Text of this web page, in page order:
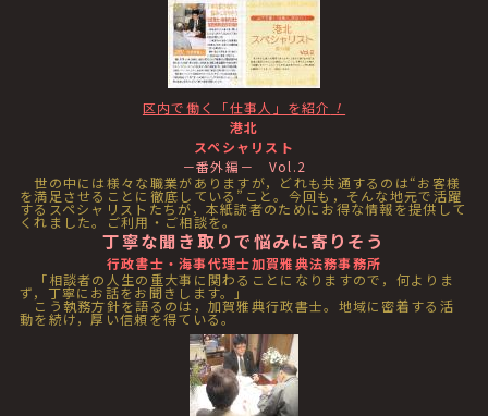
区内で働く「仕事人」を紹介 ！
港北
スペシャリスト
－番外編－ Vol.2
世の中には様々な職業がありますが，どれも共通するのは“お客様
を満足させることに徹底している”こと。今回も，そんな地元で活躍
するスペシャリストたちが，本紙読者のためにお得な情報を提供して
くれました。ご利用・ご相談を。
丁寧な聞き取りで悩みに寄りそう
行政書士・海事代理士加賀雅典法務事務所
「相談者の人生の重大事に関わることになりますので，何よりま
ず，丁寧にお話をお聞きします。」
こう執務方針を語るのは，加賀雅典行政書士。地域に密着する活
動を続け，厚い信頼を得ている。